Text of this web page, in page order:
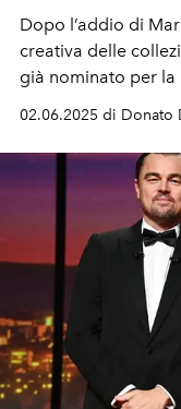
Dopo l’addio di
creativa delle
già nominato per la
della maison e una
02.06.2025 di Donato